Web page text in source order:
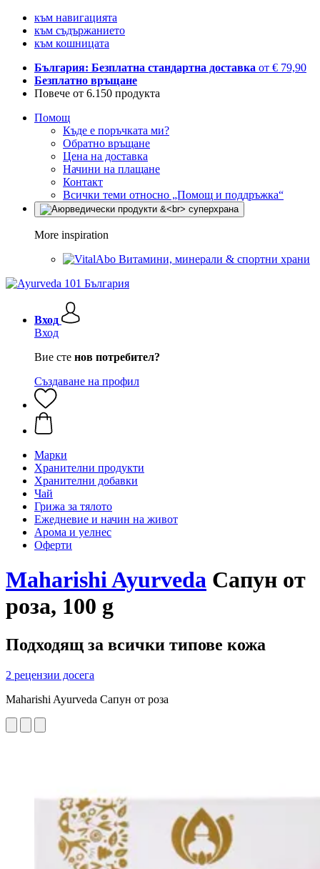
към навигацията
към съдържанието
към кошницата
България: Безплатна стандартна доставка от € 79,90
Безплатно връщане
Повече от 6.150 продукта
Помощ
Къде е поръчката ми?
Обратно връщане
Цена на доставка
Начини на плащане
Контакт
Всички теми относно „Помощ и поддръжка“
More inspiration
Витамини, минерали & спортни храни
Вход
Вход
Вие сте нов потребител?
Създаване на профил
Марки
Хранителни продукти
Хранителни добавки
Чай
Грижа за тялото
Ежедневие и начин на живот
Арома и уелнес
Оферти
Maharishi Ayurveda Сапун от
роза, 100 g
Подходящ за всички типове кожа
2 рецензии досега
Maharishi Ayurveda Сапун от роза